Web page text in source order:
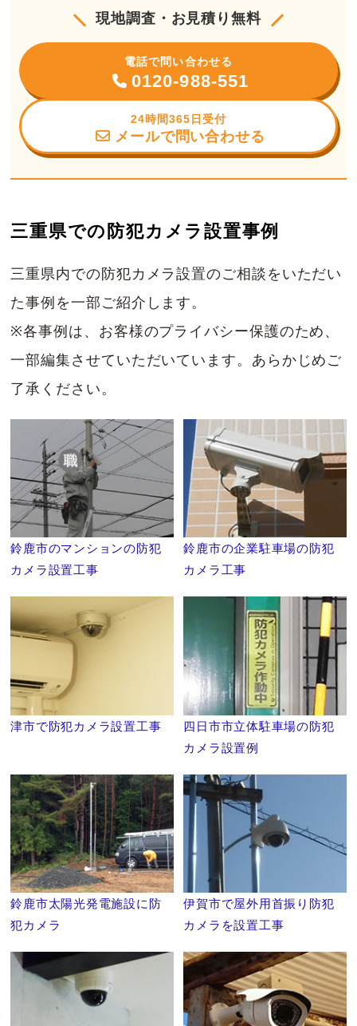
現地調査・お見積り無料
電話で問い合わせる
0120-988-551
24時間365日受付
メールで問い合わせる
三重県での防犯カメラ設置事例
三重県内での防犯カメラ設置のご相談をいただい
た事例を一部ご紹介します。
※各事例は、お客様のプライバシー保護のため、
一部編集させていただいています。あらかじめご
了承ください。
鈴鹿市のマンションの防犯
カメラ設置工事
鈴鹿市の企業駐車場の防犯
カメラ工事
津市で防犯カメラ設置工事
四日市市立体駐車場の防犯
カメラ設置例
鈴鹿市太陽光発電施設に防
犯カメラ
伊賀市で屋外用首振り防犯
カメラを設置工事